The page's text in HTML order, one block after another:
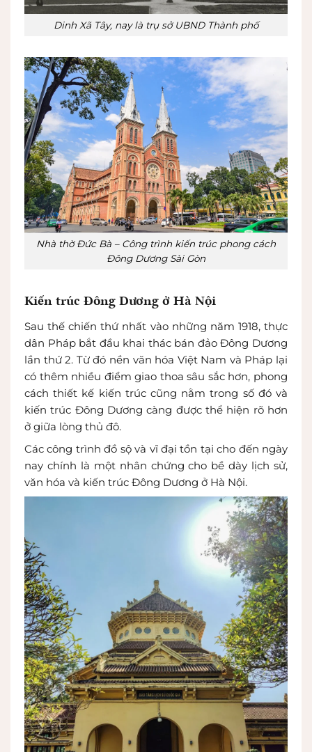
Dinh Xã Tây, nay là trụ sở UBND Thành phố
Nhà thờ Đức Bà – Công trình kiến trúc phong cách
Đông Dương Sài Gòn
Kiến trúc Đông Dương ở Hà Nội
Sau thế chiến thứ nhất vào những năm 1918, thực
dân Pháp bắt đầu khai thác bán đảo Đông Dương
lần thứ 2. Từ đó nền văn hóa Việt Nam và Pháp lại
có thêm nhiều điểm giao thoa sâu sắc hơn, phong
cách thiết kế kiến trúc cũng nằm trong số đó và
kiến trúc Đông Dương càng được thể hiện rõ hơn
ở giữa lòng thủ đô.
Các công trình đồ sộ và vĩ đại tồn tại cho đến ngày
nay chính là một nhân chứng cho bề dày lịch sử,
văn hóa và kiến trúc Đông Dương ở Hà Nội.